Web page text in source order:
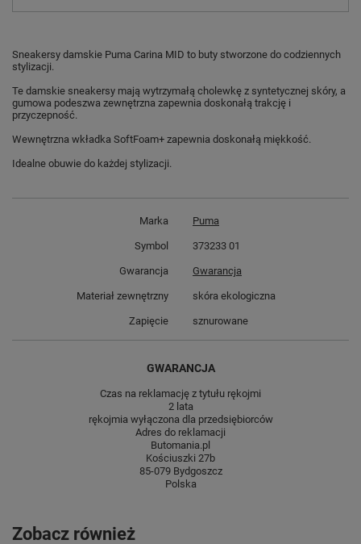
Sneakersy damskie Puma Carina MID to buty stworzone do codziennych
stylizacji.
Te damskie sneakersy mają wytrzymałą cholewkę z syntetycznej skóry, a
gumowa podeszwa zewnętrzna zapewnia doskonałą trakcję i
przyczepność.
Wewnętrzna wkładka SoftFoam+ zapewnia doskonałą miękkość.
Idealne obuwie do każdej stylizacji.
Marka Puma
Symbol 373233 01
Gwarancja Gwarancja
Materiał zewnętrzny skóra ekologiczna
Zapięcie sznurowane
GWARANCJA
Czas na reklamację z tytułu rękojmi
2 lata
rękojmia wyłączona dla przedsiębiorców
Adres do reklamacji
Butomania.pl
Kościuszki 27b
85-079 Bydgoszcz
Polska
Zobacz również